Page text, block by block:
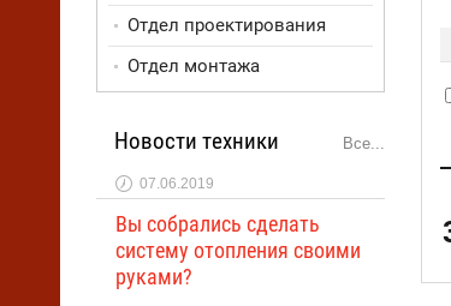
Отдел проектирования
Отдел монтажа
Новости техники Все...
07.06.2019
Вы собрались сделать
систему отопления своими
руками?